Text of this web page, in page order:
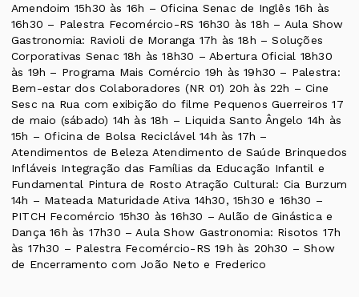
Amendoim 15h30 às 16h – Oficina Senac de Inglês 16h às
16h30 – Palestra Fecomércio-RS 16h30 às 18h – Aula Show
Gastronomia: Ravioli de Moranga 17h às 18h – Soluções
Corporativas Senac 18h às 18h30 – Abertura Oficial 18h30
às 19h – Programa Mais Comércio 19h às 19h30 – Palestra:
Bem-estar dos Colaboradores (NR 01) 20h às 22h – Cine
Sesc na Rua com exibição do filme Pequenos Guerreiros 17
de maio (sábado) 14h às 18h – Liquida Santo Ângelo 14h às
15h – Oficina de Bolsa Reciclável 14h às 17h –
Atendimentos de Beleza Atendimento de Saúde Brinquedos
Infláveis Integração das Famílias da Educação Infantil e
Fundamental Pintura de Rosto Atração Cultural: Cia Burzum
14h – Mateada Maturidade Ativa 14h30, 15h30 e 16h30 –
PITCH Fecomércio 15h30 às 16h30 – Aulão de Ginástica e
Dança 16h às 17h30 – Aula Show Gastronomia: Risotos 17h
às 17h30 – Palestra Fecomércio-RS 19h às 20h30 – Show
de Encerramento com João Neto e Frederico